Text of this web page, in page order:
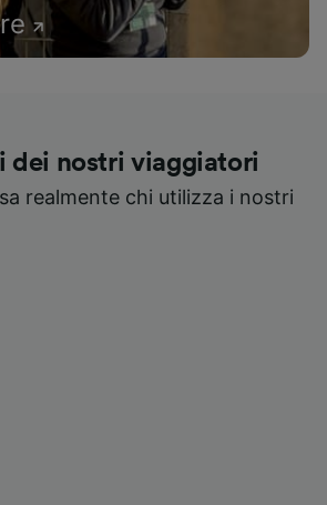
dei nostri viaggiatori
realmente chi utilizza i nostri